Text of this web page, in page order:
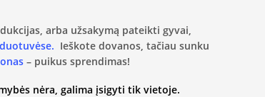
arba užsakymą pateikti gyvai,
Ieškote dovanos, tačiau sunku
– puikus sprendimas!
nėra, galima įsigyti tik vietoje.